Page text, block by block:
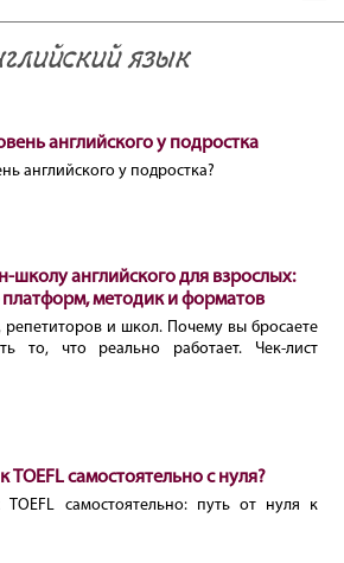
язык
английского у подростка
английского у подростка?
школу английского для взрослых:
методик и форматов
и школ. Почему вы бросаете
то, что реально работает. Чек-лист
TOEFL самостоятельно с нуля?
TOEFL самостоятельно: путь от нуля к